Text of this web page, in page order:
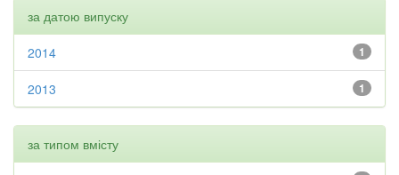
за датою випуску
1
2014
1
2013
за типом вмісту